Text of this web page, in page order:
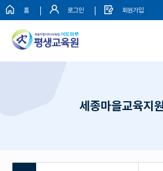
홈 로그인 회원가입
세종마을교육지